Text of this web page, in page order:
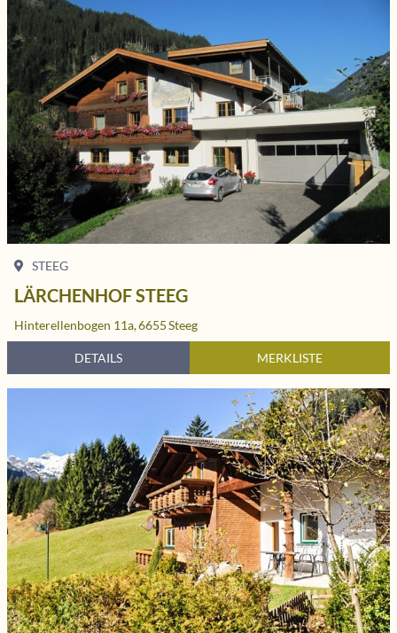
STEEG
LÄRCHENHOF STEEG
Hinterellenbogen 11a,6655Steeg
DETAILS MERKLISTE